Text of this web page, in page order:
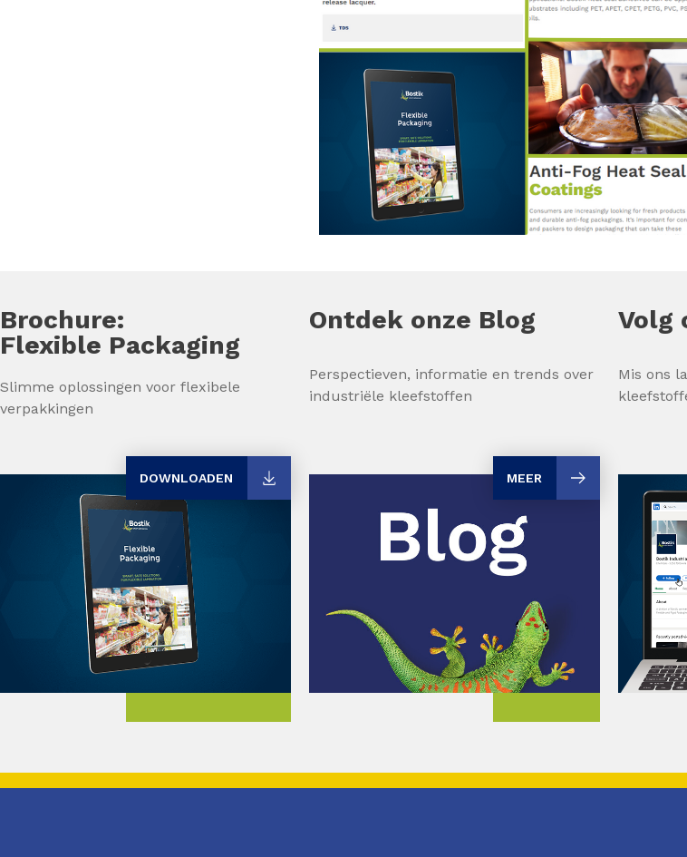
Brochure:
Flexible Packaging
Slimme oplossingen voor flexibele
verpakkingen
DOWNLOADEN
Ontdek onze Blog
Perspectieven, informatie en trends over
industriële kleefstoffen
MEER
Volg
Mis ons